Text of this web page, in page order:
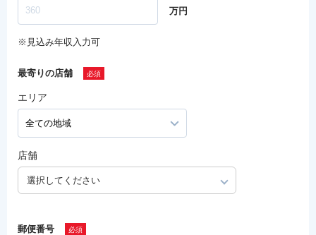
万円
※見込み年収入力可
最寄りの店舗
エリア
店舗
選択してください
郵便番号